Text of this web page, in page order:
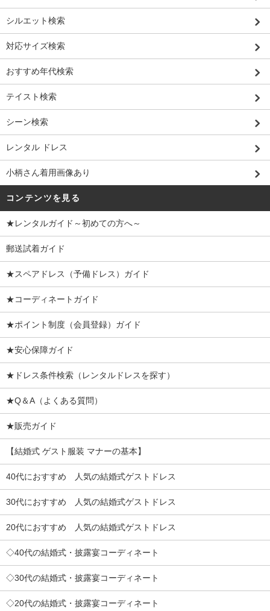
シルエット検索
対応サイズ検索
おすすめ年代検索
テイスト検索
シーン検索
レンタル ドレス
小柄さん着用画像あり
コンテンツを見る
★レンタルガイド～初めての方へ～
郵送試着ガイド
★スペアドレス（予備ドレス）ガイド
★コーディネートガイド
★ポイント制度（会員登録）ガイド
★安心保障ガイド
★ドレス条件検索（レンタルドレスを探す）
★Q＆A（よくある質問）
★販売ガイド
【結婚式 ゲスト服装 マナーの基本】
40代におすすめ 人気の結婚式ゲストドレス
30代におすすめ 人気の結婚式ゲストドレス
20代におすすめ 人気の結婚式ゲストドレス
◇40代の結婚式・披露宴コーディネート
◇30代の結婚式・披露宴コーディネート
◇20代の結婚式・披露宴コーディネート